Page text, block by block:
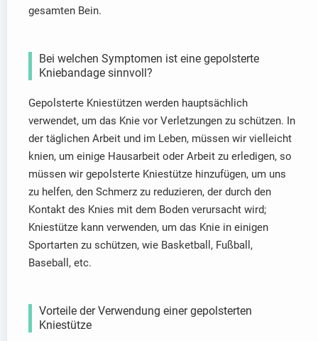
gesamten Bein.
Bei welchen Symptomen ist eine gepolsterte
Kniebandage sinnvoll?
Gepolsterte Kniestützen werden hauptsächlich
verwendet, um das Knie vor Verletzungen zu schützen. In
der täglichen Arbeit und im Leben, müssen wir vielleicht
knien, um einige Hausarbeit oder Arbeit zu erledigen, so
müssen wir gepolsterte Kniestütze hinzufügen, um uns
zu helfen, den Schmerz zu reduzieren, der durch den
Kontakt des Knies mit dem Boden verursacht wird;
Kniestütze kann verwenden, um das Knie in einigen
Sportarten zu schützen, wie Basketball, Fußball,
Baseball, etc.
Vorteile der Verwendung einer gepolsterten
Kniestütze